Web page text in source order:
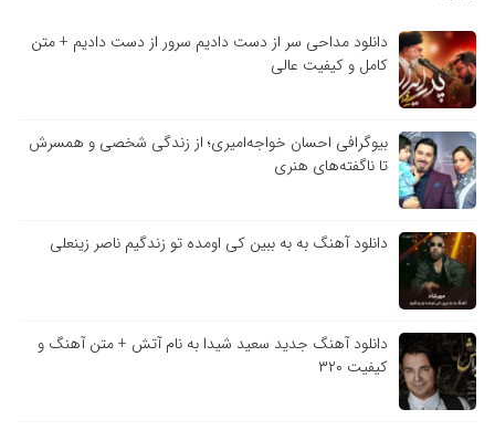
دانلود مداحی سر از دست دادیم سرور از دست دادیم + متن
کامل و کیفیت عالی
بیوگرافی احسان خواجه‌امیری؛ از زندگی شخصی و همسرش
تا ناگفته‌های هنری
دانلود آهنگ به به ببین کی اومده تو زندگیم ناصر زینعلی
دانلود آهنگ جدید سعید شیدا به نام آتش + متن آهنگ و
کیفیت ۳۲۰